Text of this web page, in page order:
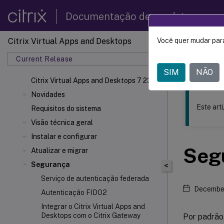
Documentação de produtos
Citrix Virtual Apps and Desktops
Current Release
Citrix Virtual Apps and Desktops 7 2308
Novidades
Requisitos do sistema
Visão técnica geral
Instalar e configurar
Atualizar e migrar
Segurança
Serviço de autenticação federada
Autenticação FIDO2
Integrar o Citrix Virtual Apps and
Desktops com o Citrix Gateway
Este
Citrix
<
Este
Por
Você quer mudar
SIM NÃO